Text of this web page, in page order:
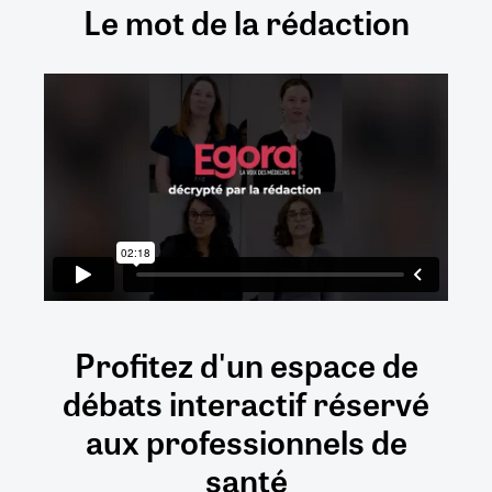
Le mot de la rédaction
Profitez d'un espace de
débatsinteractifréservé
auxprofessionnels de
santé